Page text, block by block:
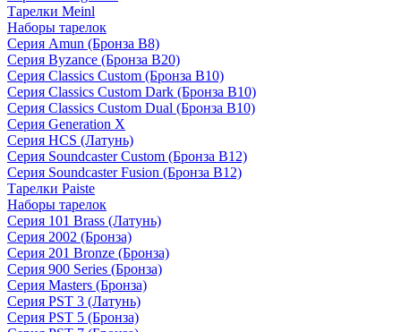
Тарелки Meinl
Наборы тарелок
Серия Amun (Бронза B8)
Серия Byzance (Бронза B20)
Серия Classics Custom (Бронза B10)
Серия Classics Custom Dark (Бронза B10)
Серия Classics Custom Dual (Бронза B10)
Серия Generation X
Серия HCS (Латунь)
Серия Soundcaster Custom (Бронза B12)
Серия Soundcaster Fusion (Бронза B12)
Тарелки Paiste
Наборы тарелок
Серия 101 Brass (Латунь)
Серия 2002 (Бронза)
Серия 201 Bronze (Бронза)
Серия 900 Series (Бронза)
Серия Masters (Бронза)
Серия PST 3 (Латунь)
Серия PST 5 (Бронза)